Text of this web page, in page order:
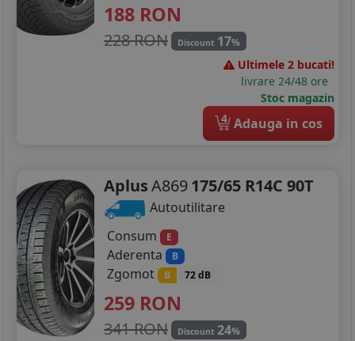
215/55R16
225/55R16
225/75R16
205/40R17
205/45R17
205/50R17
188 RON
228 RON Discount 17%
Ultimele 2 bucati!
livrare 24/48 ore
Stoc magazin
4 Adauga in cos
AplusA869175/65 R14C 90T
Autoutilitare
Consum
E
Aderenta B
Zgomot B 72 dB
259 RON
341 RON Discount 24%